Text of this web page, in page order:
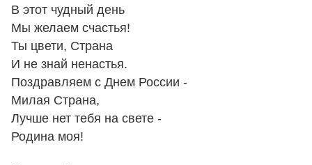
В этот чудный день
Мы желаем счастья!
Ты цвети, Страна
И не знай ненастья.
Поздравляем с Днем России -
Милая Страна,
Лучше нет тебя на свете -
Родина моя!